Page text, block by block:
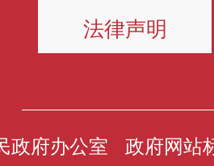
法律声明
政府办公室 政府网站